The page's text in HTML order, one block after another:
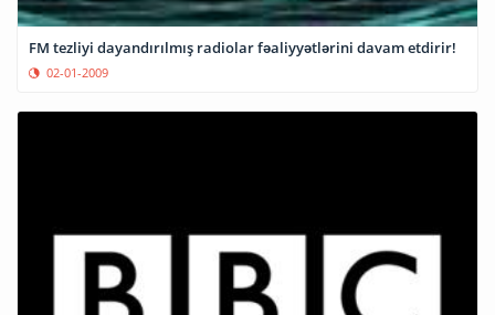
FM tezliyi dayandırılmış radiolar fəaliyyətlərini davam etdirir!
02-01-2009